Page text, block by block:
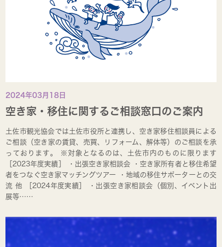
2024年03月18日
空き家・移住に関するご相談窓口のご案内
土佐市観光協会では土佐市役所と連携し、空き家移住相談員による
ご相談（空き家の賃貸、売買、リフォーム、解体等）のご相談を承
っております。 ※対象となるのは、土佐市内のものに限ります
［2023年度実績］ ・出張空き家相談会 ・空き家所有者と移住希望
者をつなぐ空き家マッチングツアー ・地域の移住サポーターとの交
流 他 ［2024年度実績］ ・出張空き家相談会（個別、イベント出
展等……